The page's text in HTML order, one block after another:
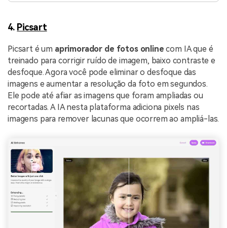
4. Picsart
Picsart é um aprimorador de fotos online com IA que é
treinado para corrigir ruído de imagem, baixo contraste e
desfoque. Agora você pode eliminar o desfoque das
imagens e aumentar a resolução da foto em segundos.
Ele pode até afiar as imagens que foram ampliadas ou
recortadas. A IA nesta plataforma adiciona pixels nas
imagens para remover lacunas que ocorrem ao ampliá-las.